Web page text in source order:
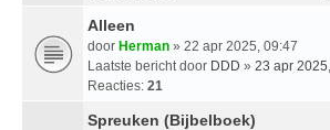
Alleen
door Herman » 22 apr 2025, 09:47
Laatste bericht door DDD » 23 apr
Reacties: 21
Spreuken (Bijbelboek)